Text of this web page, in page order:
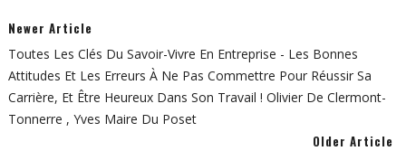
Newer Article
Toutes Les Clés Du Savoir-Vivre En Entreprise - Les Bonnes
Attitudes Et Les Erreurs À Ne Pas Commettre Pour Réussir Sa
Carrière, Et Être Heureux Dans Son Travail ! Olivier De Clermont-
Tonnerre , Yves Maire Du Poset
Older Article